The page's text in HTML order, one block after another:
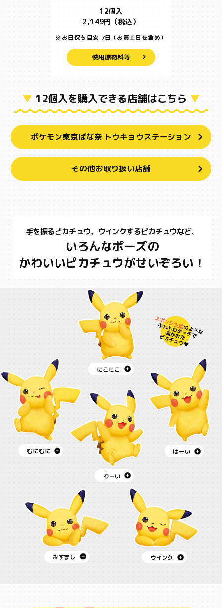
12個入
2,149円（税込）
※お日保ち目安 7日 （お買上日を含め）
使用原材料等
▼ 12個入を購入できる店舗はこちら ▼
ポケモン東京ばな奈 トウキョウステーション
その他お取り扱い店舗
手を振るピカチュウ、ウインクするピカチュウなど、
いろんなポーズの
かわいいピカチュウがせいぞろい！
にこにこ
むにむに
わーい
はーい
おすまし ウインク